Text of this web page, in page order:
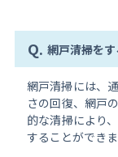
Q. 網戸清掃を
網戸清掃には、
さの回復、網戸
的な清掃により
することができま